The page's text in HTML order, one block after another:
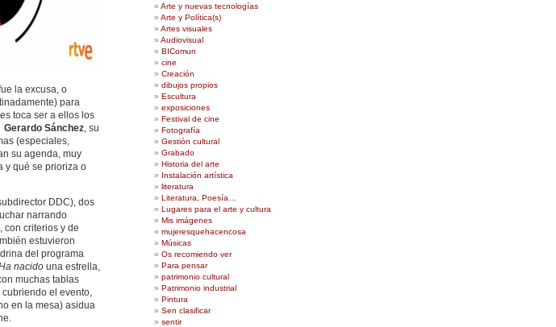
la excusa, o
para
toca ser a ellos los
Gerardo Sánchez , su
(especiales,
su agenda, muy
y qué se prioriza o
DDC), dos
narrando
con criterios y de
estuvieron
del programa
nacido una estrella,
muchas tablas
el evento,
en la mesa) asidua
Arte y nuevas tecnologías
Arte y Política(s)
Artes visuales
Audiovisual
BIComun
cine
Creación
dibujos propios
Escultura
exposiciones
Festival de cine
Fotografía
Gestión cultural
Grabado
Historia del arte
Instalación artística
literatura
Literatura, Poesía…
Lugares para el arte y cultura
Mis imágenes
mujeresquehacencosa
Músicas
Os recomiendo ver
Para pensar
patrimonio cultural
Patrimonio industrial
Pintura
Sen clasificar
sentir